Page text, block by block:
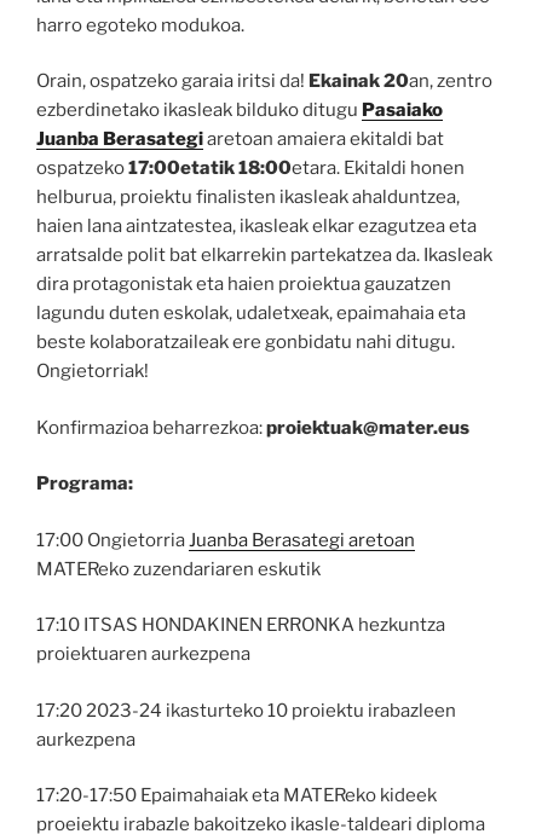
harro egoteko modukoa.
Orain, ospatzeko garaia iritsi da! Ekainak 20an, zentro
ezberdinetako ikasleak bilduko ditugu Pasaiako
Juanba Berasategiaretoan amaiera ekitaldi bat
ospatzeko17:00etatik 18:00etara. Ekitaldi honen
helburua, proiektu finalisten ikasleak ahalduntzea,
haien lana aintzatestea, ikasleak elkar ezagutzea eta
arratsalde polit bat elkarrekin partekatzea da. Ikasleak
dira protagonistak eta haien proiektua gauzatzen
lagundu duten eskolak, udaletxeak, epaimahaia eta
beste kolaboratzaileak ere gonbidatu nahi ditugu.
Ongietorriak!
Konfirmazioa beharrezkoa:proiektuak@mater.eus
Programa:
17:00 OngietorriaJuanba Berasategi aretoan
MATEReko zuzendariaren eskutik
17:10 ITSAS HONDAKINEN ERRONKA hezkuntza
proiektuaren aurkezpena
17:20 2023-24 ikasturteko 10 proiektu irabazleen
aurkezpena
17:20-17:50 Epaimahaiak eta MATEReko kideek
proeiektu irabazle bakoitzeko ikasle-taldeari diploma